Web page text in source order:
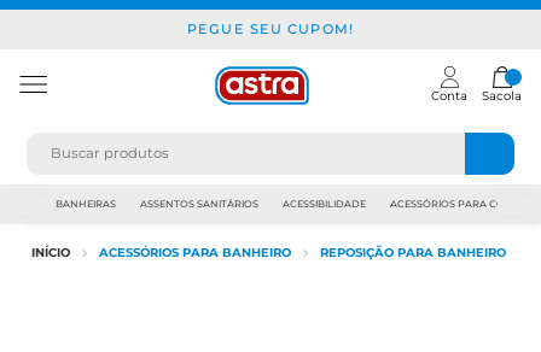
PEGUE SEU CUPOM!
Conta Sacola
BANHEIRAS ASSENTOS SANITÁRIOS ACESSIBILIDADE ACESSÓRIOS PARA
INÍCIO ACESSÓRIOS PARA BANHEIRO REPOSIÇÃO PARA BANHEIRO